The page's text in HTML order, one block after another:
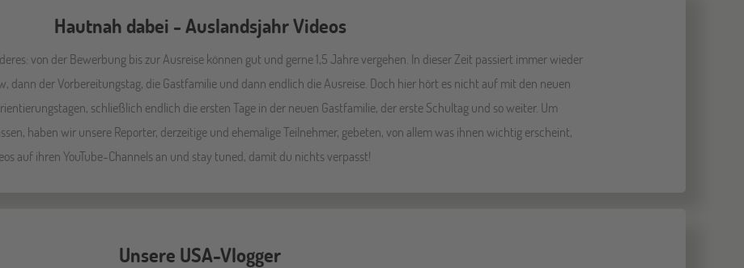
Hautnah dabei - Auslandsjahr Videos
von der Bewerbung bis zur Ausreise können gut und gerne 1,5 Jahre vergehen. In dieser Zeit passiert immer wieder
dann der Vorbereitungstag, die Gastfamilie und dann endlich die Ausreise. Doch hier hört es nicht auf mit den neuen
schließlich endlich die ersten Tage in der neuen Gastfamilie, der erste Schultag und so weiter. Um
haben wir unsere Reporter, derzeitige und ehemalige Teilnehmer, gebeten, von allem was ihnen wichtig erscheint,
auf ihren YouTube-Channels an und stay tuned, damit du nichts verpasst!
Unsere USA-Vlogger